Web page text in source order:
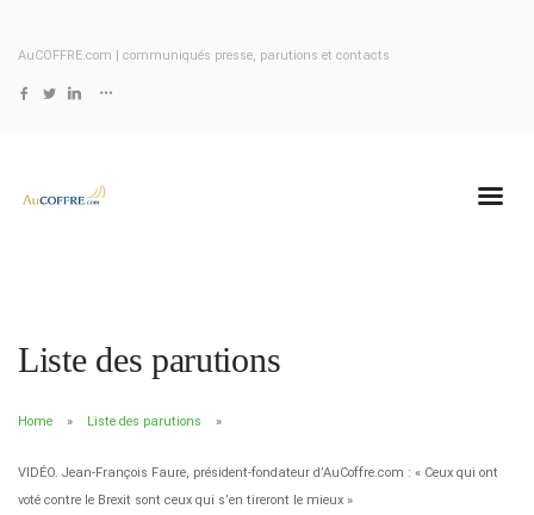
AuCOFFRE.com | communiqués presse, parutions et contacts
Liste des parutions
Home Liste des parutions
VIDÉO. Jean-François Faure, président-fondateur d’AuCoffre.com : « Ceux qui ont
voté contre le Brexit sont ceux qui s’en tireront le mieux »